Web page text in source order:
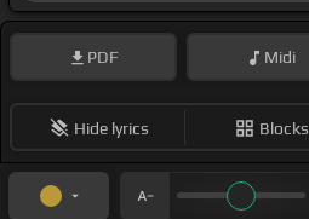
PDF Midi
Hide lyrics Blocks